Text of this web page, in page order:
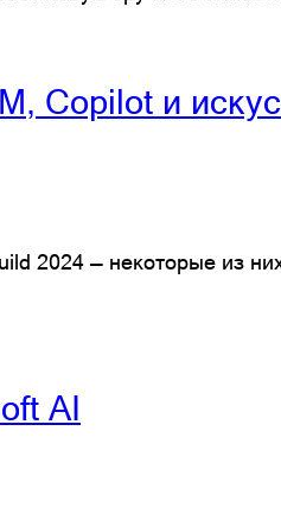
Copilot и
2024 — некоторые из
AI